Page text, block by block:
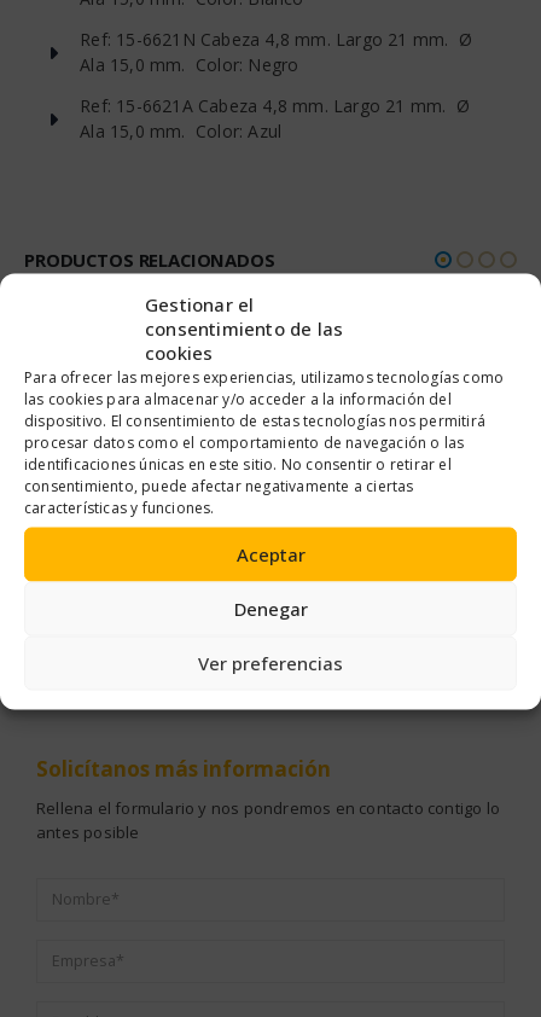
Gestionar el
consentimiento de las
cookies
Para ofrecer las mejores experiencias, utilizamos tecnologías como
las cookies para almacenar y/o acceder a la información del
dispositivo. El consentimiento de estas tecnologías nos permitirá
procesar datos como el comportamiento de navegación o las
identificaciones únicas en este sitio. No consentir o retirar el
consentimiento, puede afectar negativamente a ciertas
características y funciones.
Aceptar
Denegar
Ver preferencias
Ref: 15-6621N Cabeza 4,8 mm. Largo 21 mm. Ø
Ala 15,0 mm. Color: Negro
Ref: 15-6621A Cabeza 4,8 mm. Largo 21 mm. Ø
Ala 15,0 mm. Color: Azul
PRODUCTOS RELACIONADOS
Solicítanos más información
Rellena el formulario y nos pondremos en contacto contigo lo
antes posible